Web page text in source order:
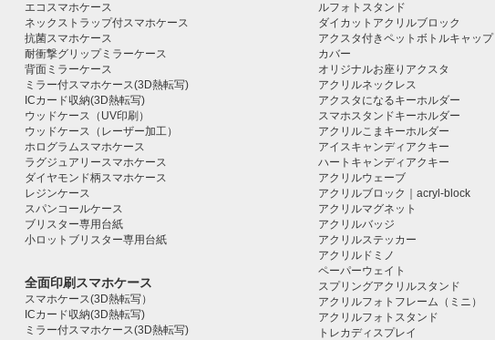
エコスマホケース
ネックストラップ付スマホケース
抗菌スマホケース
耐衝撃グリップミラーケース
背面ミラーケース
ミラー付スマホケース(3D熱転写)
ICカード収納(3D熱転写)
ウッドケース（UV印刷）
ウッドケース（レーザー加工）
ホログラムスマホケース
ラグジュアリースマホケース
ダイヤモンド柄スマホケース
レジンケース
スパンコールケース
ブリスター専用台紙
小ロットブリスター専用台紙
全面印刷スマホケース
スマホケース(3D熱転写）
ICカード収納(3D熱転写)
ミラー付スマホケース(3D熱転写)
ルフォトスタンド
ダイカットアクリルブロック
アクスタ付きペットボトルキャップ
カバー
オリジナルお座りアクスタ
アクリルネックレス
アクスタになるキーホルダー
スマホスタンドキーホルダー
アクリルこまキーホルダー
アイスキャンディアクキー
ハートキャンディアクキー
アクリルウェーブ
アクリルブロック｜acryl-block
アクリルマグネット
アクリルバッジ
アクリルステッカー
アクリルドミノ
ペーパーウェイト
スプリングアクリルスタンド
アクリルフォトフレーム（ミニ）
アクリルフォトスタンド
トレカディスプレイ